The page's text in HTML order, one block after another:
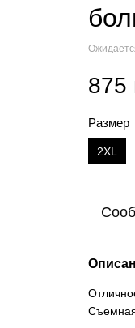
875
Размер
2XL